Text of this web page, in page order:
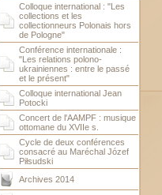
Colloque international : "Les
collections et les
collectionneurs Polonais hors
de Pologne"
Conférence internationale :
"Les relations polono-
ukrainiennes : entre le passé
et le présent"
Colloque international Jean
Potocki
Concert de l'AAMPF : musique
ottomane du XVIIe s.
Cycle de deux conférences
consacré au Maréchal Józef
Piłsudski
Archives 2014